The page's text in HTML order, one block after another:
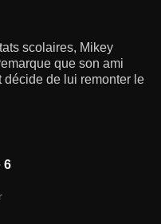
scolaires, Mikey
que son ami
décide de lui remonter le
6